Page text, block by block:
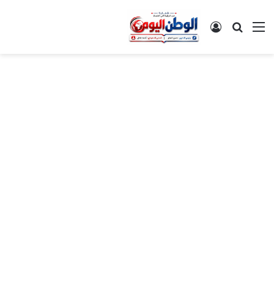
القائمةبحث عن تسجيل الدخول